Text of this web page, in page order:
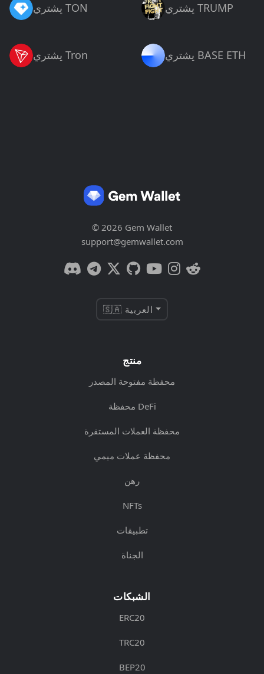
يشتري TON يشتري TRUMP
يشتري Tron يشتري BASE ETH
© 2026 Gem Wallet
support@gemwallet.com
🇸🇦 العربية
منتج
محفظة مفتوحة المصدر
محفظة DeFi
محفظة العملات المستقرة
محفظة عملات ميمي
رهن
NFTs
تطبيقات
الجناة
الشبكات
ERC20
TRC20
BEP20